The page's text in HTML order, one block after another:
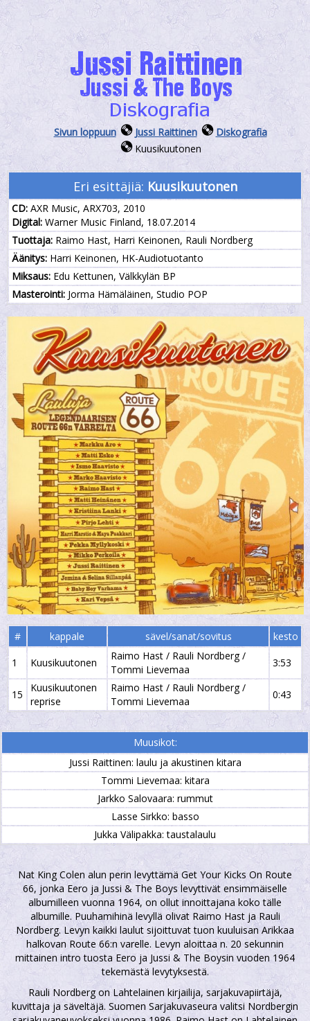
Sivun loppuun Jussi Raittinen
Diskografia
Kuusikuutonen
Eri esittäjiä: Kuusikuutonen
CD: AXR Music, ARX703, 2010
Digital: Warner Music Finland, 18.07.2014
Tuottaja: Raimo Hast, Harri Keinonen, Rauli Nordberg
Äänitys: Harri Keinonen, HK-Audiotuotanto
Miksaus: Edu Kettunen, Välkkylän BP
Masterointi: Jorma Hämäläinen, Studio POP
# kappale sävel/sanat/sovitus
kesto
1
Kuusikuutonen
Raimo Hast / Rauli Nordberg /
Tommi Lievemaa
3:53
15
Kuusikuutonen
reprise
Raimo Hast / Rauli Nordberg /
Tommi Lievemaa
0:43
Muusikot:
Jussi Raittinen: laulu ja akustinen kitara
Tommi Lievemaa: kitara
Jarkko Salovaara: rummut
Lasse Sirkko: basso
Jukka Välipakka: taustalaulu
Nat King Colen alun perin levyttämä Get Your Kicks On Route
66, jonka Eero ja Jussi & The Boys levyttivät ensimmäiselle
albumilleen vuonna 1964, on ollut innoittajana koko tälle
albumille. Puuhamihinä levyllä olivat Raimo Hast ja Rauli
Nordberg. Levyn kaikki laulut sijoittuvat tuon kuuluisan Arikkaa
halkovan Route 66:n varelle. Levyn aloittaa n. 20 sekunnin
mittainen intro tuosta Eero ja Jussi & The Boysin vuoden 1964
tekemästä levytyksestä.
Rauli Nordberg on Lahtelainen kirjailija, sarjakuvapiirtäjä,
kuvittaja ja säveltäjä. Suomen Sarjakuvaseura valitsi Nordbergin